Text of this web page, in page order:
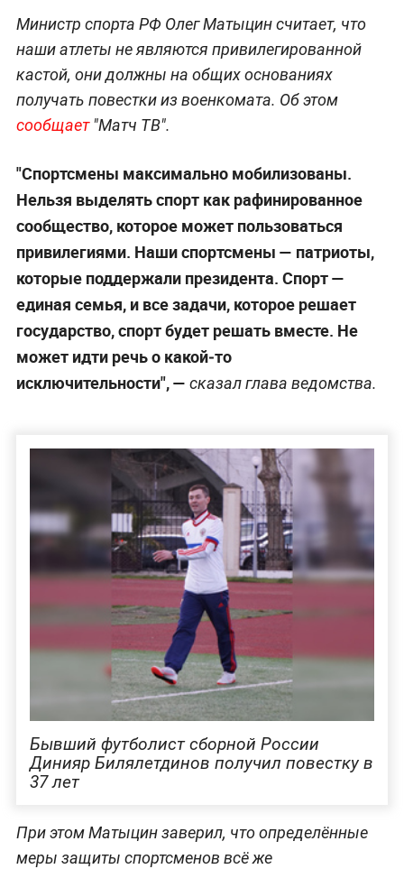
Министр спорта РФ Олег Матыцин считает, что
наши атлеты не являются привилегированной
кастой, они должны на общих основаниях
получать повестки из военкомата. Об этом
сообщает"Матч ТВ".
"Спортсмены максимально мобилизованы.
Нельзя выделять спорт как рафинированное
сообщество, которое может пользоваться
привилегиями. Наши спортсмены — патриоты,
которые поддержали президента. Спорт —
единая семья, и все задачи, которое решает
государство, спорт будет решать вместе. Не
может идти речь о какой‑то
исключительности",— сказал глава ведомства.
Бывший футболист сборной России
Динияр Билялетдинов получил повестку в
37 лет
При этом Матыцин заверил, что определённые
меры защиты спортсменов всё же